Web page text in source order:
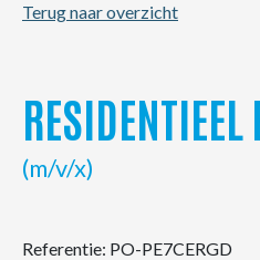
Terug naar overzicht
RESIDENTIEEL
(m/v/x)
Referentie: PO-PE7CERGD